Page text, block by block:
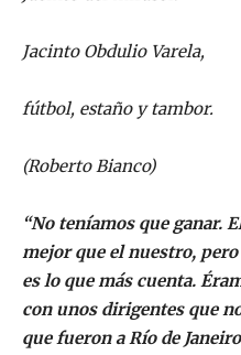
Jacinto Obdulio Varela,
fútbol, estaño y tambor.
(Roberto Bianco)
“No teníamos que ganar.
mejor que el nuestro,
es lo que más cuenta.
con unos dirigentes que
que fueron a Río de